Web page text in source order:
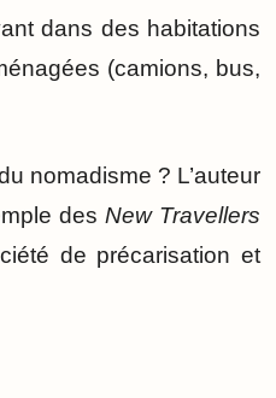
dans des habitations
(camions, bus,
nomadisme ? L’auteur
des New Travellers
de précarisation et